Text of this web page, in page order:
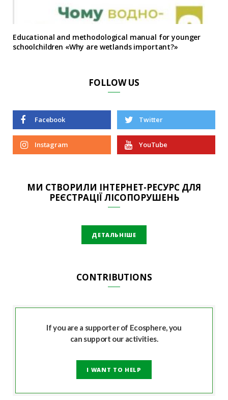
Educational and methodological manual for younger
schoolchildren «Why are wetlands important?»
FOLLOW US
Facebook Twitter
Instagram YouTube
МИ СТВОРИЛИ ІНТЕРНЕТ-РЕСУРС ДЛЯ
РЕЄСТРАЦІЇ ЛІСОПОРУШЕНЬ
ДЕТАЛЬНІШЕ
CONTRIBUTIONS
If you are a supporter of Ecosphere, you
can support our activities.
I WANT TO HELP